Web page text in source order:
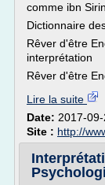
comme ibn
Dictionnaire
Rêver d'être
interprétation
Rêver d'être
Lire la suite
Date: 2017-
Site : http://